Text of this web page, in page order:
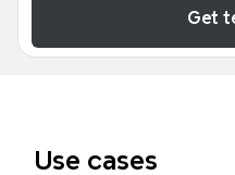
Get
Use cases